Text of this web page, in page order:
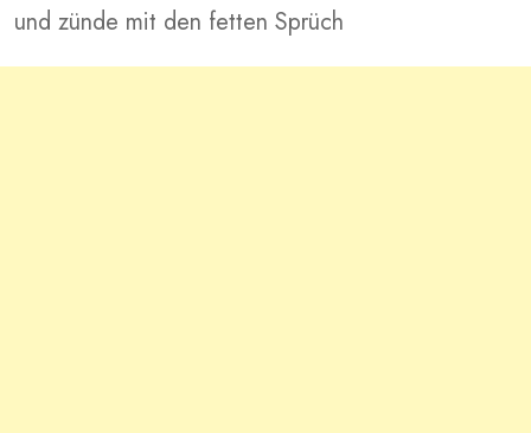
und zünde mit den fetten Sprüch